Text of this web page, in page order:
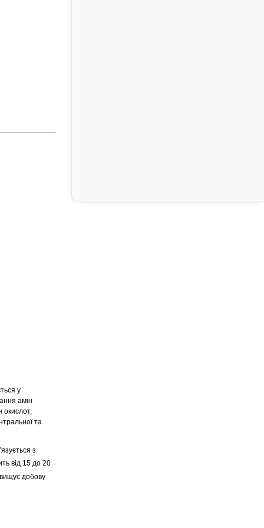
у
амін
окислот,
та
з
від 15 до 20
добову